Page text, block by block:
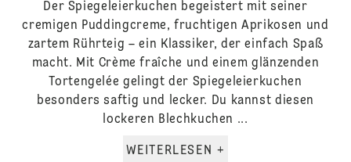
Der Spiegeleierkuchen begeistert mit seiner
cremigen Puddingcreme, fruchtigen Aprikosen und
zartem Rührteig – ein Klassiker, der einfach Spaß
macht. Mit Crème fraîche und einem glänzenden
Tortengelée gelingt der Spiegeleierkuchen
besonders saftig und lecker. Du kannst diesen
lockeren Blechkuchen ...
WEITERLESEN +